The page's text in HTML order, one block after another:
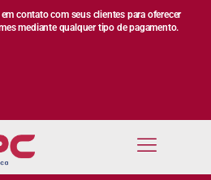
em contato com seus clientes para oferecer
mediante qualquer tipo de pagamento.